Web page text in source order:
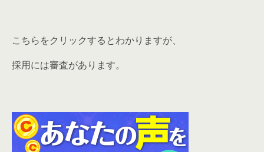
こちらをクリックするとわかりますが、
採用には審査があります。